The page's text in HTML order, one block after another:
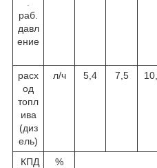
раб.
давл
ение
расх
од
топл
ива
(диз
ель)
л/ч 5,4 7,5
КПД %